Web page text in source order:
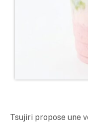
Tsujiri propose une